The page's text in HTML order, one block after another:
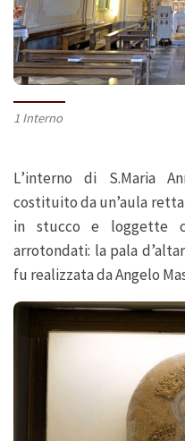
1 Interno
L’interno di S.Maria
costituito da un’aula
in stucco e loggette
arrotondati: la pala
fu realizzata da Angelo